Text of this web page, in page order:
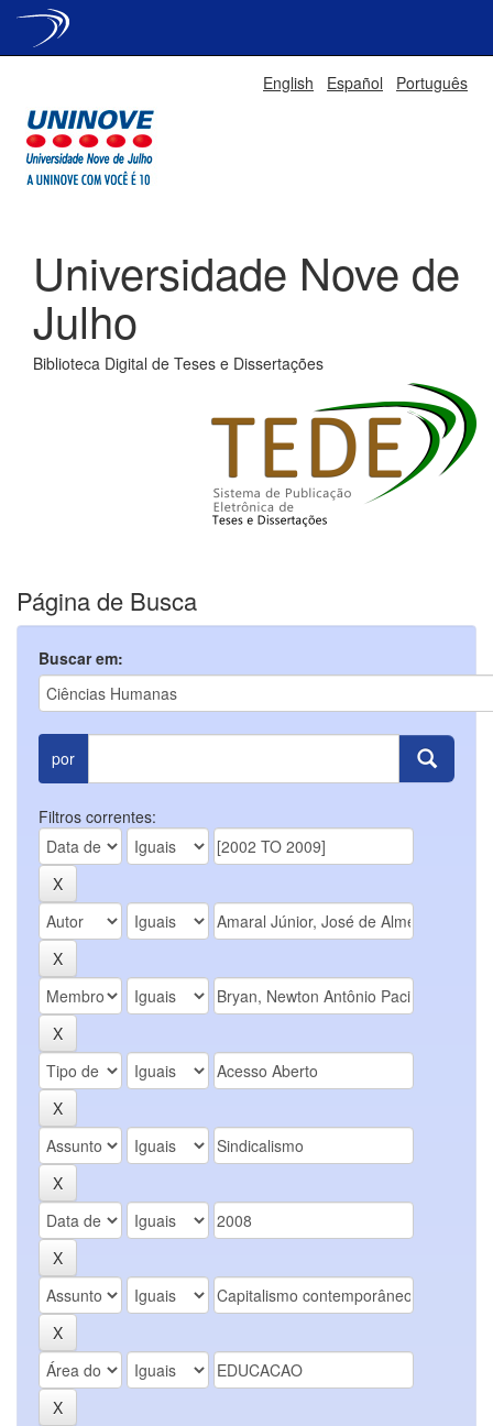
English Español Português
Universidade Nove de
Julho
Biblioteca Digital de Teses e Dissertações
Página de Busca
Buscar em:
por
Filtros correntes: